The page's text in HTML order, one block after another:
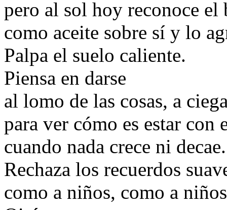
pero al sol hoy reconoce el
como aceite sobre sí y lo
Palpa el suelo caliente.
Piensa en darse
al lomo de las cosas, a
para ver cómo es estar con
cuando nada crece ni decae.
Rechaza los recuerdos
como a niños, como a